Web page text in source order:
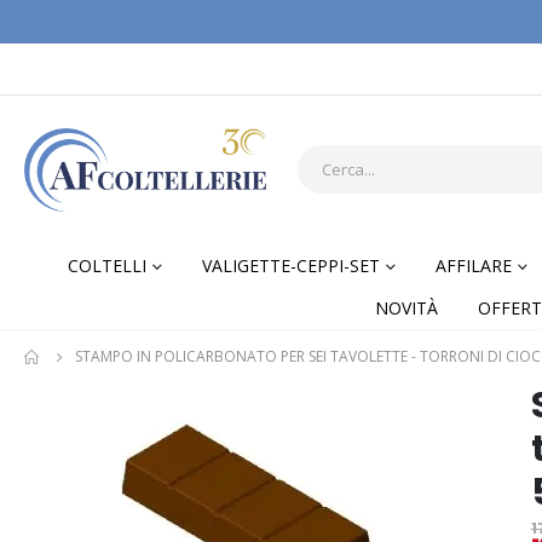
COLTELLI VALIGETTE-CEPPI-SET AFFILARE
NOVITÀ
STAMPO IN POLICARBONATO PER SEI TAVOLETTE - TORRONI DI
Skip